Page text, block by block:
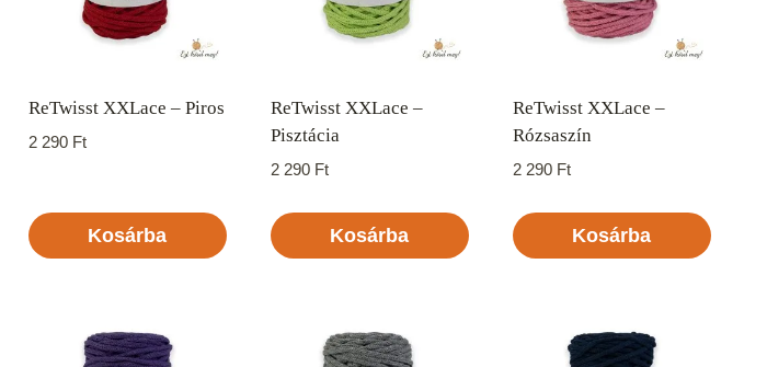
ReTwisst XXLace – Piros
2 290 Ft
Kosárba
ReTwisst XXLace –
Pisztácia
2 290 Ft
Kosárba
ReTwisst XXLace –
Rózsaszín
2 290 Ft
Kosárba